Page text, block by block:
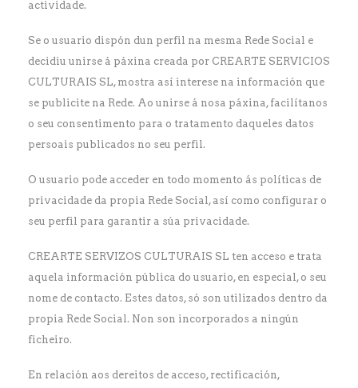
actividade.
Se o usuario dispón dun perfil na mesma Rede Social e
decidiu unirse á páxina creada por CREARTE SERVICIOS
CULTURAIS SL, mostra así interese na información que
se publicite na Rede. Ao unirse á nosa páxina, facilítanos
o seu consentimento para o tratamento daqueles datos
persoais publicados no seu perfil.
O usuario pode acceder en todo momento ás políticas de
privacidade da propia Rede Social, así como configurar o
seu perfil para garantir a súa privacidade.
CREARTE SERVIZOS CULTURAIS SL ten acceso e trata
aquela información pública do usuario, en especial, o seu
nome de contacto. Estes datos, só son utilizados dentro da
propia Rede Social. Non son incorporados a ningún
ficheiro.
En relación aos dereitos de acceso, rectificación,